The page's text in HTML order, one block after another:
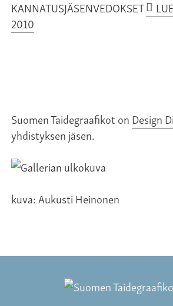
KANNATUSJÄSENVEDOKSET
2010
Suomen Taidegraafikot onDesign
yhdistyksen jäsen.
kuva: Aukusti Heinonen